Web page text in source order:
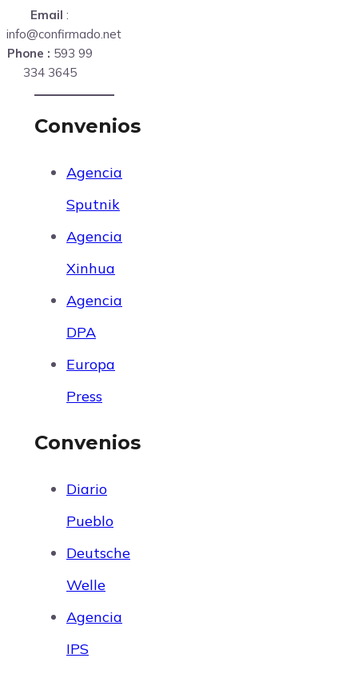
Email :
info@confirmado.net
Phone : 593 99
334 3645
Convenios
Agencia
Sputnik
Agencia
Xinhua
Agencia
DPA
Europa
Press
Convenios
Diario
Pueblo
Deutsche
Welle
Agencia
IPS